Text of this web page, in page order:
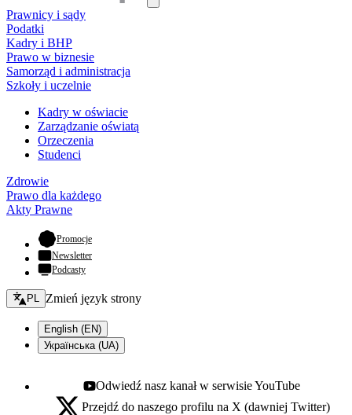
Prawnicy i sądy
Podatki
Kadry i BHP
Prawo w biznesie
Samorząd i administracja
Szkoły i uczelnie
Kadry w oświacie
Zarządzanie oświatą
Orzeczenia
Studenci
Zdrowie
Prawo dla każdego
Akty Prawne
Promocje- otwiera się w nowej karcie
Newsletter
Podcasty
Zmień język - bieżący:
PL Zmień język strony
English (EN)
Українська (UA)
Youtube - otwiera się w nowej karcie
Odwiedź nasz kanał w serwisie YouTube
Przejdź do naszego profilu na X (dawniej Twitter)